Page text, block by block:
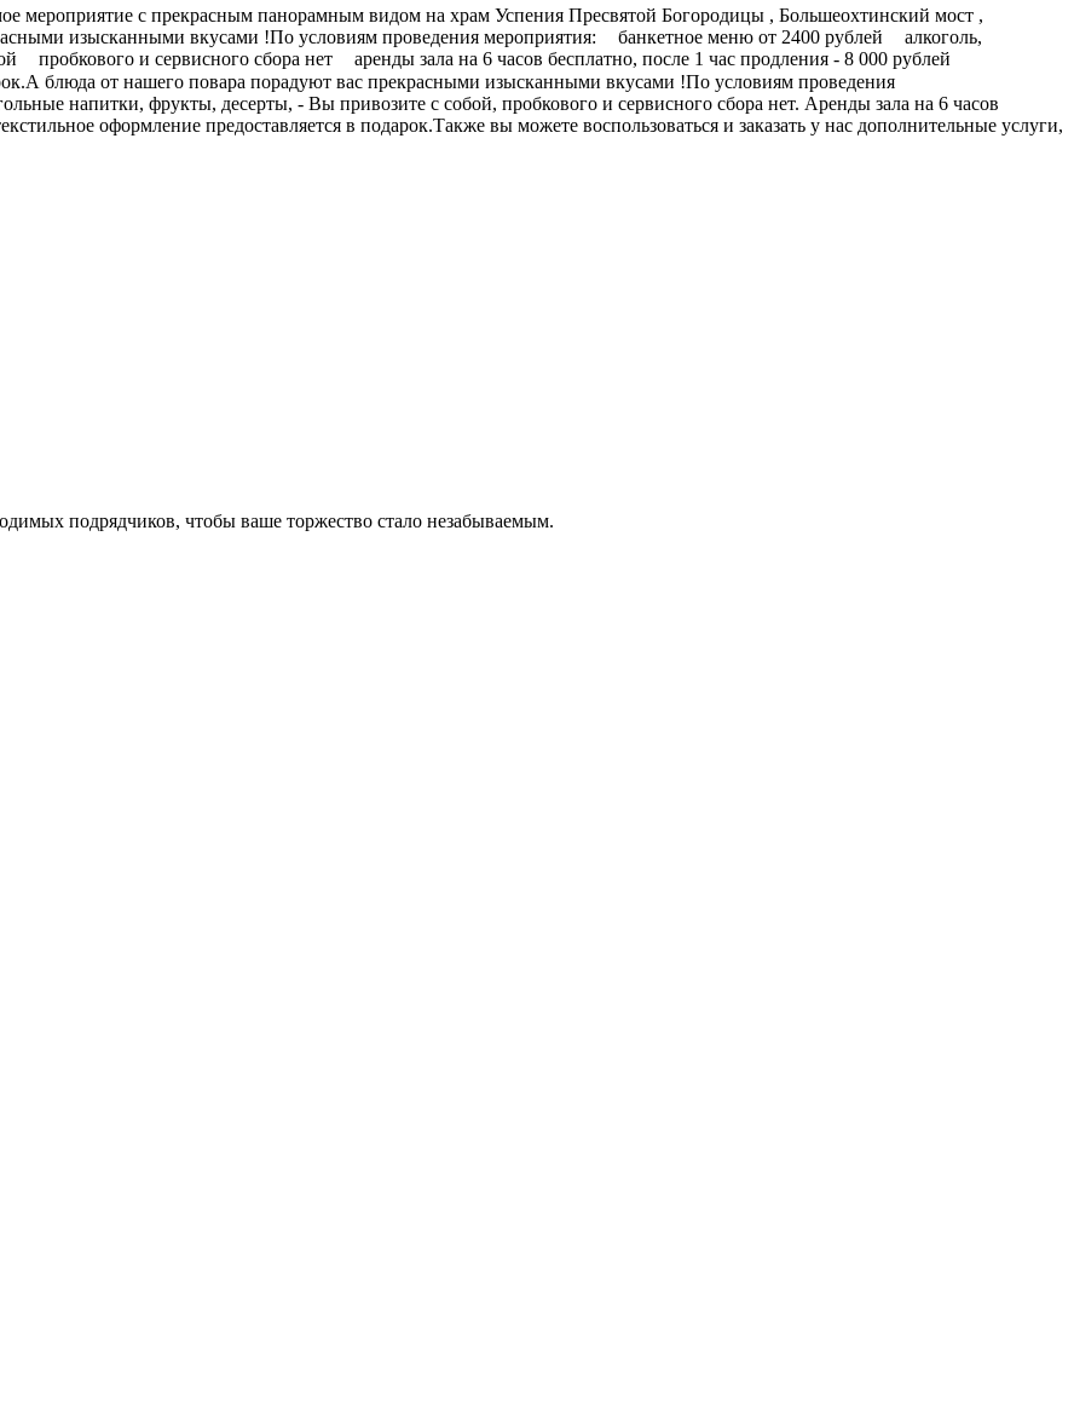
с прекрасным панорамным видом на храм Успения Пресвятой Богородицы , Большеохтинский мост ,
изысканными вкусами !По условиям проведения мероприятия:
банкетное меню от 2400 рублей
алкоголь,
пробкового и сервисного сбора нет
аренды зала на 6 часов бесплатно, после 1 час продления - 8 000 рублей
блюда от нашего повара порадуют вас прекрасными изысканными вкусами !По условиям проведения
напитки, фрукты, десерты, - Вы привозите с собой, пробкового и сервисного сбора нет. Аренды зала на 6 часов
оформление предоставляется в подарок.Также вы можете воспользоваться и заказать у нас дополнительные услуги,
подрядчиков, чтобы ваше торжество стало незабываемым.